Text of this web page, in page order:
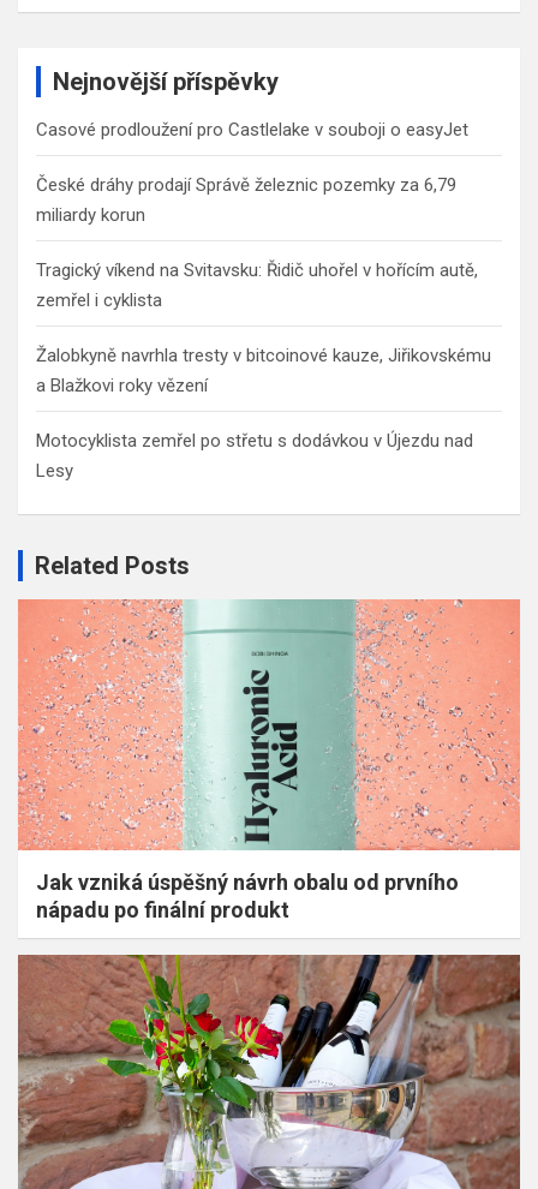
a
Nejnovější příspěvky
Casové prodloužení pro Castlelake v souboji o easyJet
České dráhy prodají Správě železnic pozemky za 6,79
miliardy korun
Tragický víkend na Svitavsku: Řidič uhořel v hořícím autě,
zemřel i cyklista
Žalobkyně navrhla tresty v bitcoinové kauze, Jiřikovskému
a Blažkovi roky vězení
Motocyklista zemřel po střetu s dodávkou v Újezdu nad
Lesy
Related Posts
Jak vzniká úspěšný návrh obalu od prvního
nápadu po finální produkt